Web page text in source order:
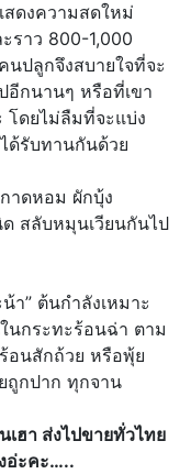
สดงความสดใหม่
ราว 800-1,000
ปลูกจึงสบายใจที่จะ
กนานๆ หรือที่เขา
โดยไม่ลืมที่จะแบ่ง
ด้รับทานกันด้วย
าดหอม ผักบุ้ง
สลับหมุนเวียนกันไป
า” ต้นกำลังเหมาะ
นกระทะร้อนฉ่า ตาม
อนสักถ้วย หรือพุ้ย
ถูกปาก ทุกจาน
ฮา ส่งไปขายทั่วไทย
อ่ะคะ…..